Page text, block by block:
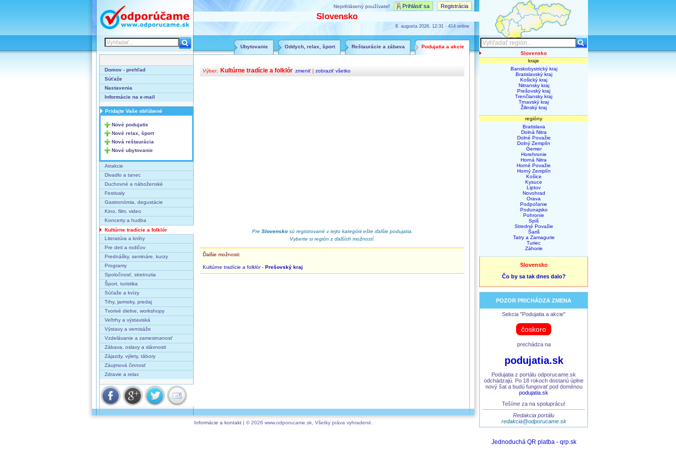
Neprihlásený používateľ Prihlásiť sa Registrácia
Slovensko
8. augusta 2026, 12:31 - 414 online
Podujatia a akcie
Reštaurácie a zábava
Oddych, relax, šport
Ubytovanie
Domov - prehľad
Súťaže
Nastavenia
Informácie na e-mail
Pridajte Vaše obľúbené
Nové podujatie
Nové relax, šport
Nová reštaurácia
Nové ubytovanie
Atrakcie
Divadlo a tanec
Duchovné a náboženské
Festivaly
Gastronómia, degustácie
Kino, film, video
Koncerty a hudba
Kultúrne tradície a folklór
Literatúra a knihy
Pre deti a rodičov
Prednášky, semináre, kurzy
Programy
Spoločnosť, stretnutia
Šport, turistika
Súťaže a kvízy
Trhy, jarmoky, predaj
Tvorivé dielne, workshopy
Veľtrhy a výstaviská
Výstavy a vernisáže
Vzdelávanie a zamestnanosť
Zábava, oslavy a slávnosti
Zájazdy, výlety, tábory
Záujmová činnosť
Zdravie a relax
Výber: Kultúrne tradície a folklór zmeniť | zobraziť všetko
Pre Slovenskosú registrované v tejto kategórii ešte ďalšie podujatia.
Vyberte si región z ďalších možností.
Ďalšie možnosti:
Kultúrne tradície a folklór - Prešovský kraj
Informácie a kontakt| © 2026 www.odporucame.sk, Všetky práva vyhradené.
Slovensko
kraje
Banskobystrický kraj
Bratislavský kraj
Košický kraj
Nitransky kraj
Prešovský kraj
Trenčiansky kraj
Trnavský kraj
Žilinský kraj
regióny
Bratislava
Dolná Nitra
Dolné Považie
Dolný Zemplín
Gemer
Horehronie
Horná Nitra
Horné Považie
Horný Zemplín
Košice
Kysuce
Liptov
Novohrad
Orava
Podpoľanie
Podunajsko
Pohronie
Spiš
Stredné Považie
Šariš
Tatry a Zamagurie
Turiec
Záhorie
Slovensko
Čo by sa tak dnes dalo?
POZOR PRICHÁDZA ZMENA
Sekcia "Podujatia a akcie"
čoskoro
prechádza na
podujatia.sk
Podujatia z portálu odporucame.sk
odchádzajú. Po 18 rokoch dostanú úplne
nový šat a budú fungovať pod doménou
podujatia.sk
Tešíme za na spoluprácu!
Redakcia portálu
redakcia@odporucame.sk
Jednoduchá QR platba - qrp.sk